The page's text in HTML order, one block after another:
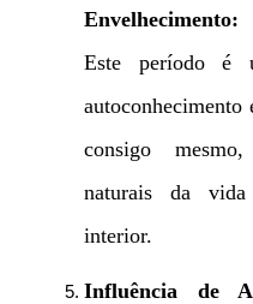
Envelhecimento:
Este período é
autoconhecimento
consigo
naturais da
interior.
Influência de